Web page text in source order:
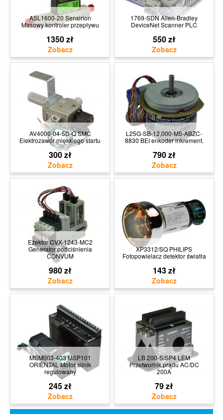
ASL1600-20 Sensirion
Masowy kontroler przepływu
1350 zł
1769-SDN Allen-Bradley
DeviceNet Scanner PLC
550 zł
AV4000-04-5D-Q SMC
Elektrozawór miękkiego startu
300 zł
L25G-SB-12,000-M5-ABZC-
8830 BEI enkoder inkrement.
790 zł
Eżektor CVX-1243-MC2
Generator podciśnienia
CONVUM
980 zł
XP3312/SQ PHILIPS
Fotopowielacz detektor światła
143 zł
MSM003-403 MSP101
ORIENTAL Motor silnik
regulowany
245 zł
LB 200-S/SP4 LEM
Przetwornik prądu AC/DC
200A
79 zł